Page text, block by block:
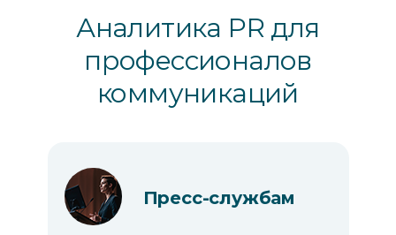
Аналитика PR для
профессионалов
коммуникаций
Пресс-службам
PR-специалистам
Владельцам и
топ-менеджерам